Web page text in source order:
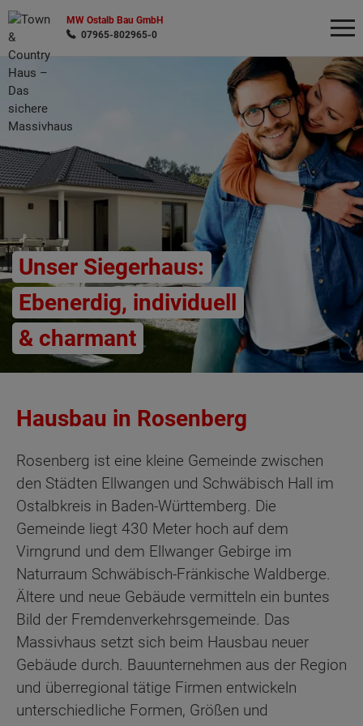
MW Ostalb Bau GmbH
07965-802965-0
Unser Siegerhaus:
Ebenerdig, individuell
& charmant
Hausbau in Rosenberg
Rosenberg ist eine kleine Gemeinde zwischen
den Städten Ellwangen und Schwäbisch Hall im
Ostalbkreis in Baden-Württemberg. Die
Gemeinde liegt 430 Meter hoch auf dem
Virngrund und dem Ellwanger Gebirge im
Naturraum Schwäbisch-Fränkische Waldberge.
Ältere und neue Gebäude vermitteln ein buntes
Bild der Fremdenverkehrsgemeinde. Das
Massivhaus setzt sich beim Hausbau neuer
Gebäude durch. Bauunternehmen aus der Region
und überregional tätige Firmen entwickeln
unterschiedliche Formen, Größen und
Wonach möchten Sie suchen?